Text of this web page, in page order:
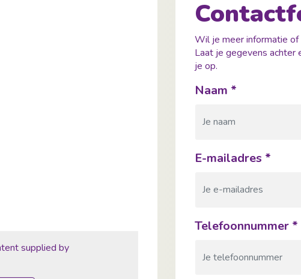
supplied by
Wil je meer informatie of
Laat je gegevens achter
je op.
Naam *
E-mailadres *
Telefoonnummer *